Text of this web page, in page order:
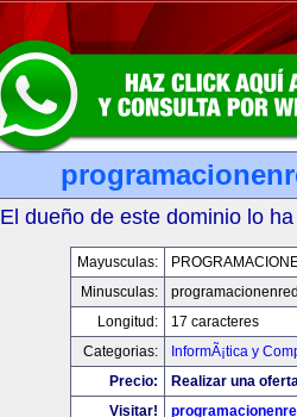
El dueño de este dominio lo
Mayusculas:
Minusculas:
Longitud:
17 caracteres
Categorias:
InformÃ¡tica y
Precio:
Realizar una
Visitar!